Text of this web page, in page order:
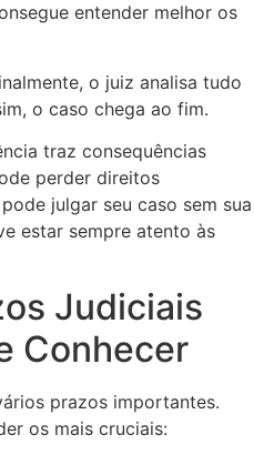
entender melhor os
o juiz analisa tudo
o caso chega ao fim.
traz consequências
perder direitos
julgar seu caso sem sua
estar sempre atento às
Judiciais
Conhecer
prazos importantes.
os mais cruciais: